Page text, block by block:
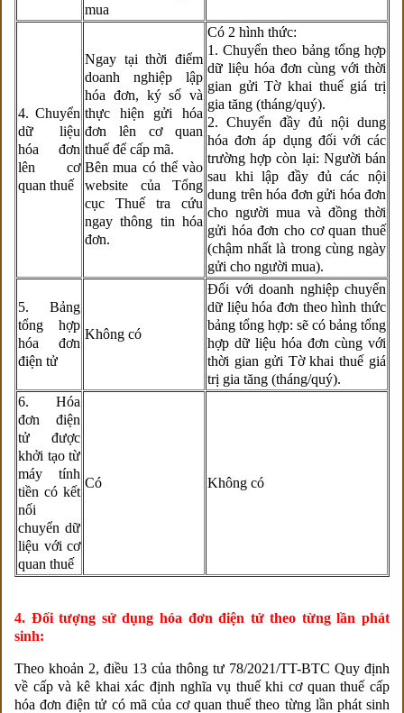
mua
4. Chuyển
dữ liệu
hóa đơn
lên cơ
quan thuế
Ngay tại thời điểm
doanh nghiệp lập
hóa đơn, ký số và
thực hiện gửi hóa
đơn lên cơ quan
thuế để cấp mã.
Bên mua có thể vào
website của Tổng
cục Thuế tra cứu
ngay thông tin hóa
đơn.
Có 2 hình thức:
1. Chuyển theo bảng tổng hợp
dữ liệu hóa đơn cùng với thời
gian gửi Tờ khai thuế giá trị
gia tăng (tháng/quý).
2. Chuyển đầy đủ nội dung
hóa đơn áp dụng đối với các
trường hợp còn lại: Người bán
sau khi lập đầy đủ các nội
dung trên hóa đơn gửi hóa đơn
cho người mua và đồng thời
gửi hóa đơn cho cơ quan thuế
(chậm nhất là trong cùng ngày
gửi cho người mua).
5. Bảng
tổng hợp
hóa đơn
điện tử
Không có
Đối với doanh nghiệp chuyển
dữ liệu hóa đơn theo hình thức
bảng tổng hợp: sẽ có bảng tổng
hợp dữ liệu hóa đơn cùng với
thời gian gửi Tờ khai thuế giá
trị gia tăng (tháng/quý).
6. Hóa
đơn điện
tử được
khởi tạo từ
máy tính
tiền có kết
nối
chuyển dữ
liệu với cơ
quan thuế
Có Không có
4. Đối tượng sử dụng hóa đơn điện tử theo từng lần phát
sinh:
Theo khoản 2, điều 13 của thông tư 78/2021/TT-BTC Quy định
về cấp và kê khai xác định nghĩa vụ thuế khi cơ quan thuế cấp
hóa đơn điện tử có mã của cơ quan thuế theo từng lần phát sinh